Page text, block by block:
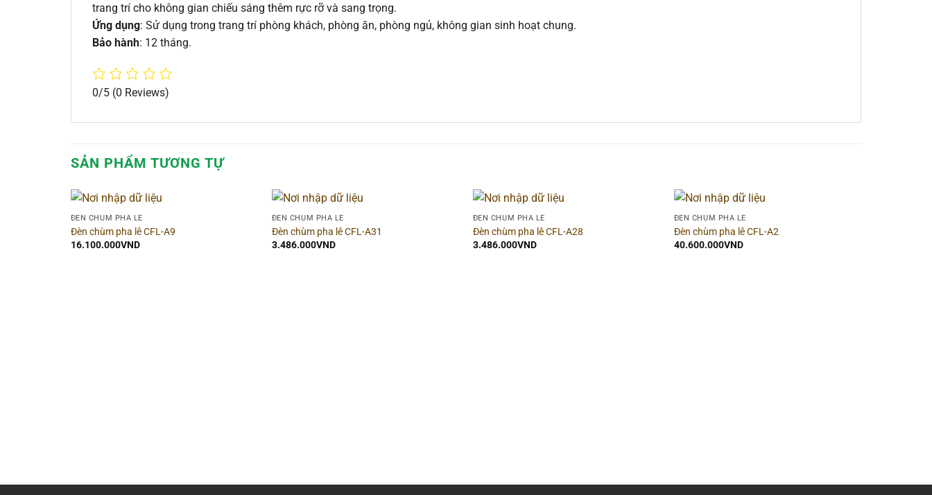
trang trí cho không gian chiếu sáng thêm rực rỡ và sang trọng.
Ứng dụng: Sử dụng trong trang trí phòng khách, phòng ăn, phòng ngủ, không gian sinh hoạt chung.
Bảo hành: 12 tháng.
0/5 (0 Reviews)
SẢN PHẨM TƯƠNG TỰ
ĐÈN CHÙM PHA LÊ
Đèn chùm pha lê CFL-A9
16.100.000VND
ĐÈN CHÙM PHA LÊ
Đèn chùm pha lê CFL-A31
3.486.000VND
ĐÈN CHÙM PHA LÊ
Đèn chùm pha lê CFL-A28
3.486.000VND
ĐÈN CHÙM PHA LÊ
Đèn chùm pha lê CFL-A2
40.600.000VND